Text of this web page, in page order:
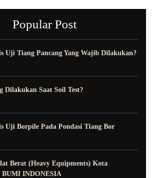
Popular Post
Uji Tiang Pancang Yang Wajib Dilakukan?
Dilakukan Saat Soil Test?
Uji Borpile Pada Pondasi Tiang Bor
Berat (Heavy Equipments) Kota
BUMI INDONESIA